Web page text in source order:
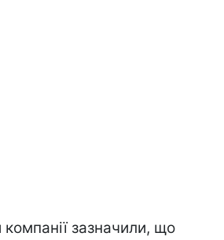
компанії зазначили, що